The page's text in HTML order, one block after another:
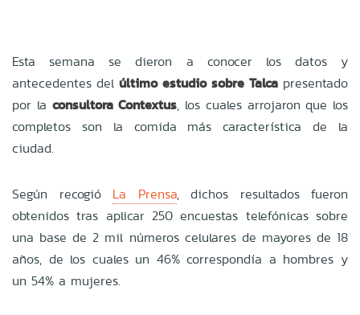
Esta semana se dieron a conocer los datos y
antecedentes del último estudio sobre Talca presentado
por la consultora Contextus, los cuales arrojaron que los
completos son la comida más característica de la
ciudad.
Según recogió La Prensa, dichos resultados fueron
obtenidos tras aplicar 250 encuestas telefónicas sobre
una base de 2 mil números celulares de mayores de 18
años, de los cuales un 46% correspondía a hombres y
un 54% a mujeres.